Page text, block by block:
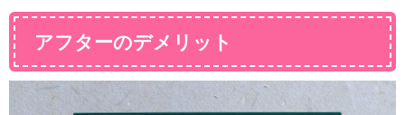
アフターのデメリット